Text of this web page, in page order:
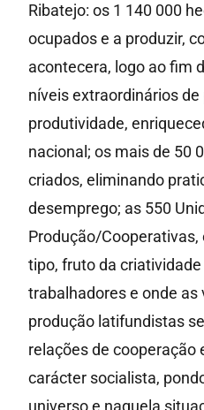
Ribatejo: os 1 140 000
ocupados e a produzir,
acontecera, logo ao fim
níveis extraordinários de
produtividade,
nacional; os mais de 50
criados, eliminando
desemprego; as 550
Produção/
tipo, fruto da
trabalhadores e onde as
produção latifundistas
relações de cooperação
carácter socialista,
universo e naquela